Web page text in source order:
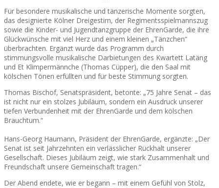
Für besondere musikalische und tänzerische Momente sorgten,
das designierte Kölner Dreigestirn, der Regimentsspielmannszug
sowie die Kinder- und Jugendtanzgruppe der EhrenGarde, die ihre
Glückwünsche mit viel Herz und einem kleinen „Tänzchen“
überbrachten. Ergänzt wurde das Programm durch
stimmungsvolle musikalische Darbietungen des Kwartett Latäng
und Et Klimpermännche (Thomas Cüpper), die den Saal mit
kölschen Tönen erfüllten und für beste Stimmung sorgten.
Thomas Bischof, Senatspräsident, betonte: „75 Jahre Senat – das
ist nicht nur ein stolzes Jubiläum, sondern ein Ausdruck unserer
tiefen Verbundenheit mit der EhrenGarde und dem kölschen
Brauchtum.“
Hans-Georg Haumann, Präsident der EhrenGarde, ergänzte: „Der
Senat ist seit Jahrzehnten ein verlässlicher Rückhalt unserer
Gesellschaft. Dieses Jubiläum zeigt, wie stark Zusammenhalt und
Freundschaft unsere Gemeinschaft tragen.“
Der Abend endete, wie er begann – mit einem Gefühl von Stolz,